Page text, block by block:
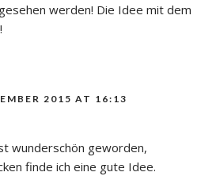
werden! Die Idee mit dem
2015 AT 16:13
wunderschön geworden,
finde ich eine gute Idee.